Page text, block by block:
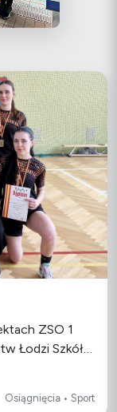
ZSO 1
Łodzi Szkół…
Osiągnięcia • Sport